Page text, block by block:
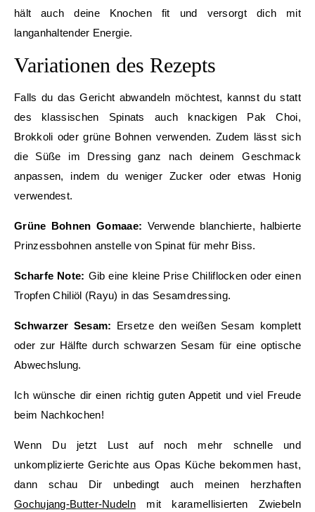
hält auch deine Knochen fit und versorgt dich mit
langanhaltender Energie.
Variationen des Rezepts
Falls du das Gericht abwandeln möchtest, kannst du statt
des klassischen Spinats auch knackigen Pak Choi,
Brokkoli oder grüne Bohnen verwenden. Zudem lässt sich
die Süße im Dressing ganz nach deinem Geschmack
anpassen, indem du weniger Zucker oder etwas Honig
verwendest.
Grüne Bohnen Gomaae: Verwende blanchierte, halbierte
Prinzessbohnen anstelle von Spinat für mehr Biss.
Scharfe Note: Gib eine kleine Prise Chiliflocken oder einen
Tropfen Chiliöl (Rayu) in das Sesamdressing.
Schwarzer Sesam: Ersetze den weißen Sesam komplett
oder zur Hälfte durch schwarzen Sesam für eine optische
Abwechslung.
Ich wünsche dir einen richtig guten Appetit und viel Freude
beim Nachkochen!
Wenn Du jetzt Lust auf noch mehr schnelle und
unkomplizierte Gerichte aus Opas Küche bekommen hast,
dann schau Dir unbedingt auch meinen herzhaften
Gochujang-Butter-Nudelnmit karamellisierten Zwiebeln